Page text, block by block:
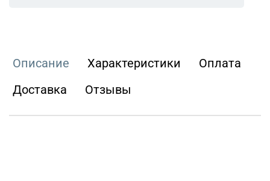
Описание Характеристики
Оплата
Доставка
Отзывы